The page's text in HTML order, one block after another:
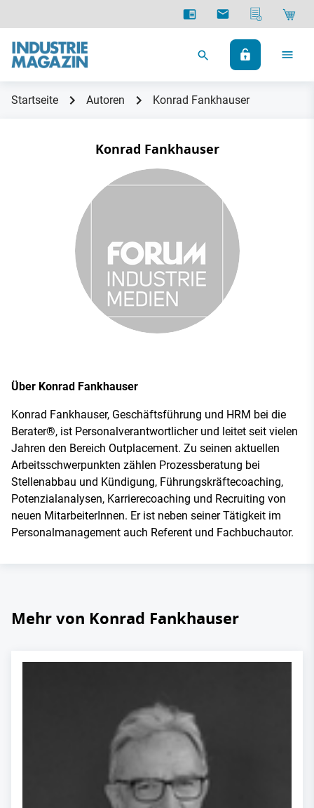
Startseite Autoren Konrad Fankhauser
Konrad Fankhauser
Über Konrad Fankhauser
Konrad Fankhauser, Geschäftsführung und HRM bei die
Berater®, ist Personalverantwortlicher und leitet seit vielen
Jahren den Bereich Outplacement. Zu seinen aktuellen
Arbeitsschwerpunkten zählen Prozessberatung bei
Stellenabbau und Kündigung, Führungskräftecoaching,
Potenzialanalysen, Karrierecoaching und Recruiting von
neuen MitarbeiterInnen. Er ist neben seiner Tätigkeit im
Personalmanagement auch Referent und Fachbuchautor.
Mehr von Konrad Fankhauser